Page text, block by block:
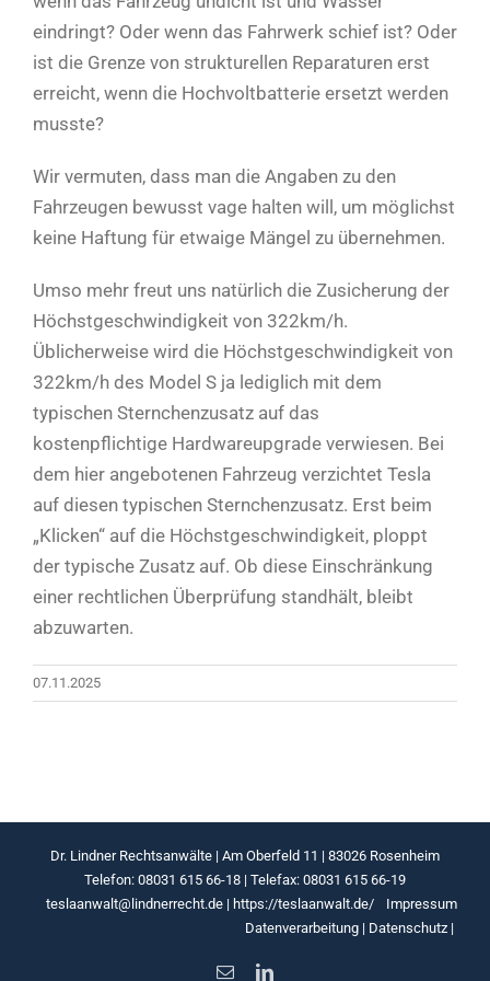
eindringt? Oder wenn das Fahrwerk schief ist? Oder
ist die Grenze von strukturellen Reparaturen erst
erreicht, wenn die Hochvoltbatterie ersetzt werden
musste?
Wir vermuten, dass man die Angaben zu den
Fahrzeugen bewusst vage halten will, um möglichst
keine Haftung für etwaige Mängel zu übernehmen.
Umso mehr freut uns natürlich die Zusicherung der
Höchstgeschwindigkeit von 322km/h.
Üblicherweise wird die Höchstgeschwindigkeit von
322km/h des Model S ja lediglich mit dem
typischen Sternchenzusatz auf das
kostenpflichtige Hardwareupgrade verwiesen. Bei
dem hier angebotenen Fahrzeug verzichtet Tesla
auf diesen typischen Sternchenzusatz. Erst beim
„Klicken“ auf die Höchstgeschwindigkeit, ploppt
der typische Zusatz auf. Ob diese Einschränkung
einer rechtlichen Überprüfung standhält, bleibt
abzuwarten.
07.11.2025
Dr. Lindner Rechtsanwälte | Am Oberfeld 11 | 83026 Rosenheim
Telefon: 08031 615 66-18 | Telefax: 08031 615 66-19
teslaanwalt@lindnerrecht.de| https://teslaanwalt.de/
Impressum
Datenschutz |
Datenverarbeitung |
E-
LinkedIn